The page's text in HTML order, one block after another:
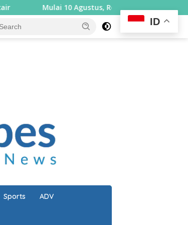
10 Agustus, Rembiga berlakukan sistem satu
Sports ADV
ID